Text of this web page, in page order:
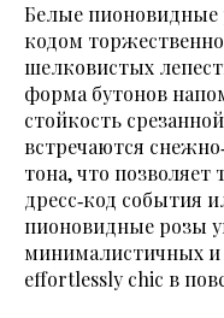
Белые пионовидные
кодом
шелковистых
форма бутонов
стойкость
встречаются
тона, что позволяет
дресс‑код события
пионовидные розы
минималистичных и
effortlessly chic в